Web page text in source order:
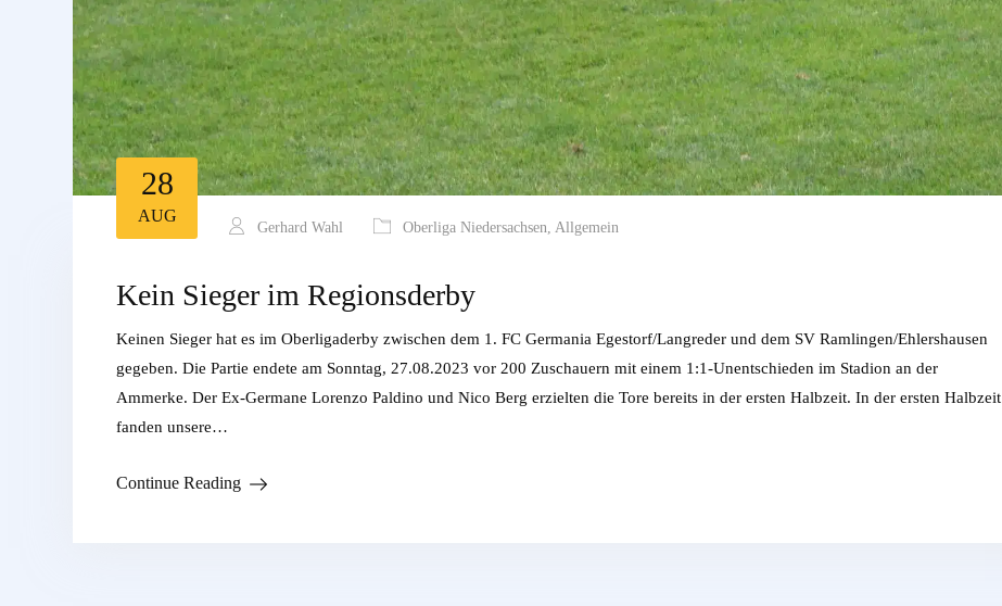
28
AUG
Gerhard Wahl Oberliga Niedersachsen, Allgemein
Kein Sieger im Regionsderby
Keinen Sieger hat es im Oberligaderby zwischen dem 1. FC Germania Egestorf/Langreder und dem SV Ramlingen/Ehlershausen
gegeben. Die Partie endete am Sonntag, 27.08.2023 vor 200 Zuschauern mit einem 1:1-Unentschieden im Stadion an der
Ammerke. Der Ex-Germane Lorenzo Paldino und Nico Berg erzielten die Tore bereits in der ersten Halbzeit. In der ersten Halbzeit
fanden unsere…
Continue Reading